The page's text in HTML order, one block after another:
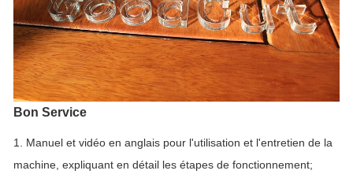
Bon Service
1. Manuel et vidéo en anglais pour l'utilisation et l'entretien de la
machine, expliquant en détail les étapes de fonctionnement;